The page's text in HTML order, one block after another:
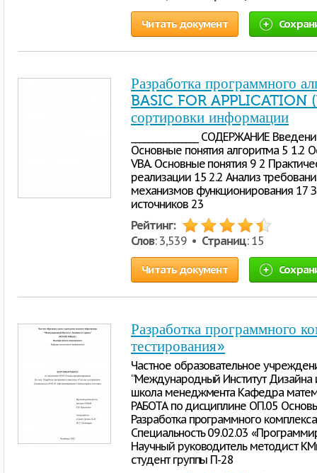
Читать документ
Разработка программного
BASIC FOR APPLICATION
сортировки информации
________________ СОДЕРЖАНИЕ
Основные понятия алгоритма 5 1.2
VBA. Основные понятия 9 2
реализации 15 2.2 Анализ
механизмов функционирования 17
источников 23
Рейтинг:
Слов: 3,539 • Страниц: 15
Читать документ
Разработка программного
тестирования»
Частное образовательное
“Международный Институт
школа менеджмента Кафедра
РАБОТА по дисциплине ОП.05
Разработка программного
Специальность 09.02.03
Научный руководитель методист
студент группы П-28